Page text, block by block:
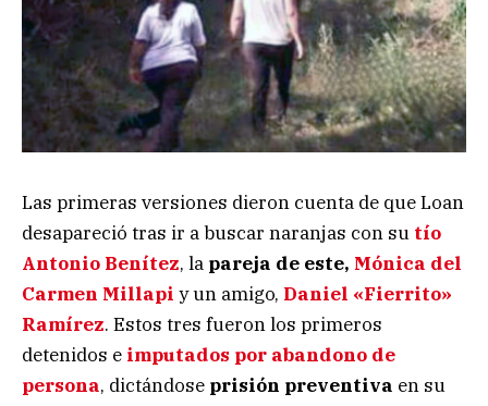
Las primeras versiones dieron cuenta de que Loan
desapareció tras ir a buscar naranjas con su tío
Antonio Benítez, la pareja de este, Mónica del
Carmen Millapi y un amigo, Daniel «Fierrito»
Ramírez. Estos tres fueron los primeros
detenidos e imputados por abandono de
persona, dictándose prisión preventiva en su